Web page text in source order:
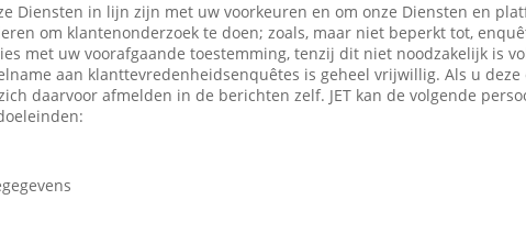
Diensten in lijn zijn met uw voorkeuren en om onze Diensten en
om klantenonderzoek te doen; zoals, maar niet beperkt tot,
met uw voorafgaande toestemming, tenzij dit niet noodzakelijk is
aan klanttevredenheidsenquêtes is geheel vrijwillig. Als u
daarvoor afmelden in de berichten zelf. JET kan de volgende